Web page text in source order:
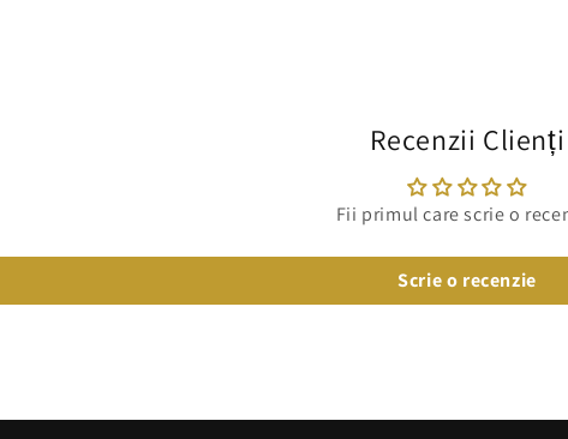
Recenzii Clienți
Fii primul care scrie o
Scrie o recenzie